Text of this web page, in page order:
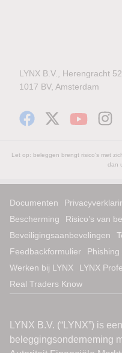
LYNX B.V., Herengracht
1017 BV, Amsterdam
Let op: beleggen brengt risico's met
dan
Documenten
Bescherming
Risico’s van
Beveiligingsaanbevelingen
Feedbackformulier
Werken bij LYNX
LYNX
Real Traders Know